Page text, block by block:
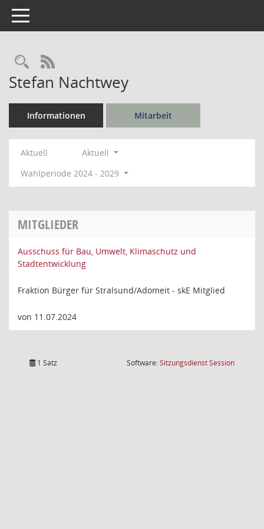
Toggle navigation
Rechercheauswahl
RSS-Feed
Stefan Nachtwey
Informationen Mitarbeit
Aktuell
Aktuell
Wahlperiode 2024 - 2029
MITGLIEDER
Ausschuss für Bau, Umwelt, Klimaschutz und
Stadtentwicklung
Fraktion Bürger für Stralsund/Adomeit - skE Mitglied
von 11.07.2024
1 Satz Software:SitzungsdienstSession(Wird in